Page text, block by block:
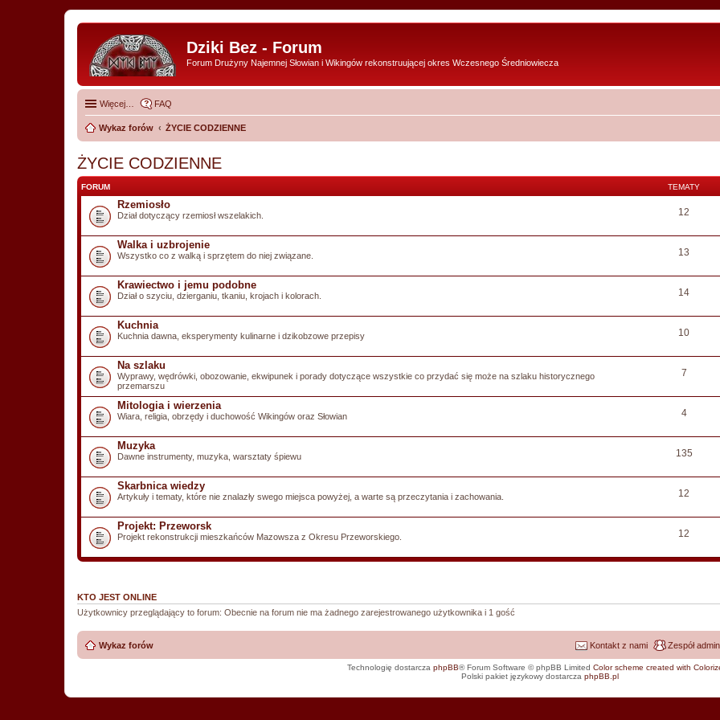
Dziki Bez - Forum
Forum Drużyny Najemnej Słowian i Wikingów rekonstruującej okres Wczesnego Średniowiecza
Więcej… FAQ
Wykaz forów ŻYCIE CODZIENNE
ŻYCIE CODZIENNE
FORUM TEMATY
Rzemiosło
Dział dotyczący rzemiosł wszelakich. 12
Walka i uzbrojenie
Wszystko co z walką i sprzętem do niej związane. 13
Krawiectwo i jemu podobne
Dział o szyciu, dzierganiu, tkaniu, krojach i kolorach. 14
Kuchnia
Kuchnia dawna, eksperymenty kulinarne i dzikobzowe przepisy 10
Na szlaku
Wyprawy, wędrówki, obozowanie, ekwipunek i porady dotyczące wszystkie co przydać się może na szlaku historycznego
przemarszu
7
Mitologia i wierzenia
Wiara, religia, obrzędy i duchowość Wikingów oraz Słowian 4
Muzyka
Dawne instrumenty, muzyka, warsztaty śpiewu 135
Skarbnica wiedzy
Artykuły i tematy, które nie znalazły swego miejsca powyżej, a warte są przeczytania i zachowania. 12
Projekt: Przeworsk
Projekt rekonstrukcji mieszkańców Mazowsza z Okresu Przeworskiego. 12
KTO JEST ONLINE
Użytkownicy przeglądający to forum: Obecnie na forum nie ma żadnego zarejestrowanego użytkownika i 1 gość
Wykaz forów Zespół
Kontakt z nami
Technologię dostarcza phpBB® Forum Software © phpBB Limited Color scheme created with
Polski pakiet językowy dostarcza phpBB.pl